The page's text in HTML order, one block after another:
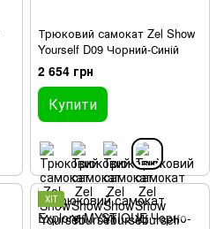
Трюковий самокат Zel Show
Yourself D09 Чорний-Синій
2 654 грн
Купити
ХІТ